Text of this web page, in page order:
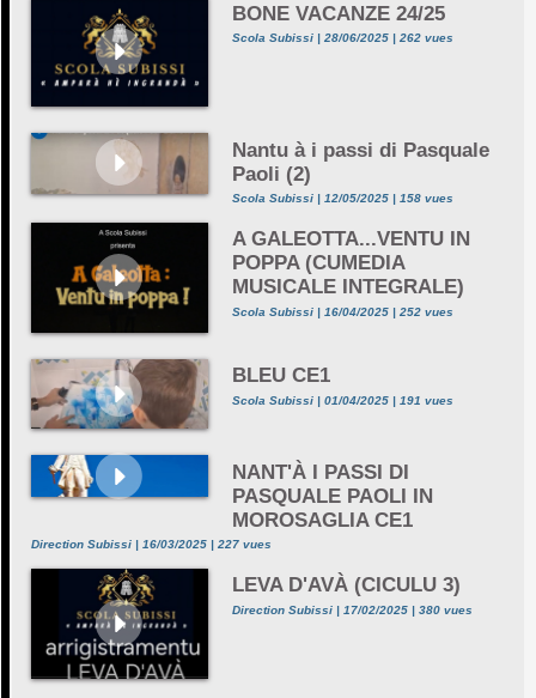
BONE VACANZE 24/25
Scola Subissi | 28/06/2025 | 262 vues
Nantu à i passi di Pasquale
Paoli (2)
Scola Subissi | 12/05/2025 | 158 vues
A GALEOTTA...VENTU IN
POPPA (CUMEDIA
MUSICALE INTEGRALE)
Scola Subissi | 16/04/2025 | 252 vues
BLEU CE1
Scola Subissi | 01/04/2025 | 191 vues
NANT'À I PASSI DI
PASQUALE PAOLI IN
MOROSAGLIA CE1
Direction Subissi | 16/03/2025 | 227 vues
LEVA D'AVÀ (CICULU 3)
Direction Subissi | 17/02/2025 | 380 vues